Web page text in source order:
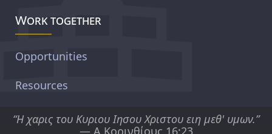
Work together
Opportunities
Resources
“Η χαρις του Κυριου Ιησου Χριστου ειη μεθ' υμων.”
— Α Κορινθίους 16:23